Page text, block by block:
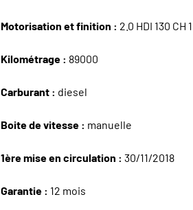
Motorisation et finition : 2.0 HDI 130 CH
Kilométrage : 89000
Carburant : diesel
Boite de vitesse : manuelle
1ère mise en circulation : 30/11/2018
Garantie : 12 mois